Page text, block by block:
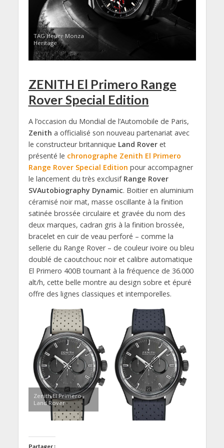
TAG Heuer Monza
Heritage
ZENITH El Primero Range
Rover Special Edition
A l’occasion du Mondial de l’Automobile de Paris,
Zenith a officialisé son nouveau partenariat avec
le constructeur britannique Land Roveret
présenté le chronographe Zenith El Primero
Range Rover Special Edition pour accompagner
le lancement du très exclusif Range Rover
SVAutobiography Dynamic. Boitier en aluminium
céramisé noir mat, masse oscillante à la finition
satinée brossée circulaire et gravée du nom des
deux marques, cadran gris à la finition brossée,
bracelet en cuir de veau perforé – comme la
sellerie du Range Rover – de couleur ivoire ou bleu
doublé de caoutchouc noir et calibre automatique
El Primero 400B tournant à la fréquence de 36.000
alt/h, cette belle montre au design sobre et épuré
offre des lignes classiques et intemporelles.
Zenith El Primero
Land Rover
Partager :